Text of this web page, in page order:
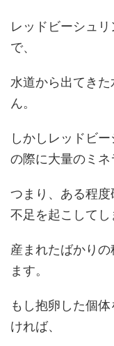
レッドビーシュ
で、
水道から出てき
ん。
しかしレッドビ
の際に大量のミネ
つまり、ある程
不足を起こしてし
産まれたばかり
ます。
もし抱卵した個
ければ、